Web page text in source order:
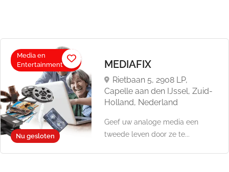
Nu gesloten
Media en
Entertainment
MEDIAFIX
Rietbaan 5, 2908 LP,
Capelle aan den IJssel, Zuid-
Holland, Nederland
Geef uw analoge media een
tweede leven door ze te...